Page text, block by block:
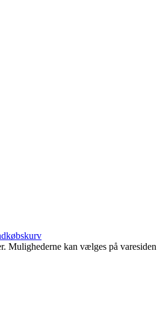
Mulighederne kan vælges på varesiden